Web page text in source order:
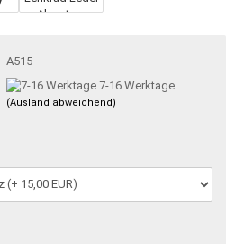
A515
7-16 Werktage
(Ausland abweichend)